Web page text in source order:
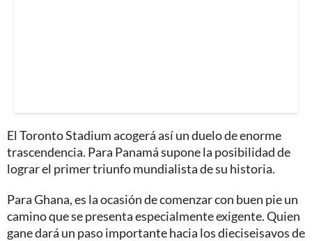
El Toronto Stadium acogerá así un duelo de enorme
trascendencia. Para Panamá supone la posibilidad de
lograr el primer triunfo mundialista de su historia.
Para Ghana, es la ocasión de comenzar con buen pie un
camino que se presenta especialmente exigente. Quien
gane dará un paso importante hacia los dieciseisavos de